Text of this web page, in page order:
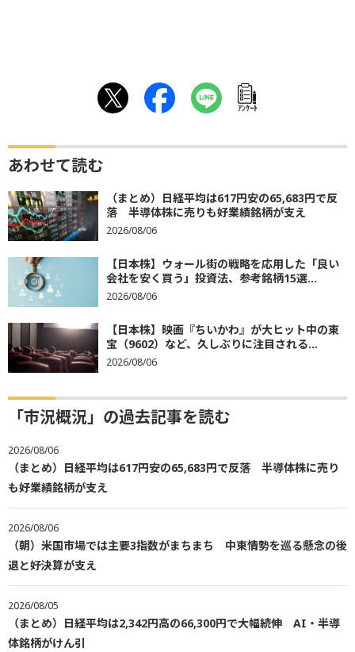
ｱﾝｹｰﾄ
あわせて読む
（まとめ）日経平均は617円安の65,683円で反
落 半導体株に売りも好業績銘柄が支え
2026/08/06
【日本株】ウォール街の戦略を応用した「良い
会社を安く買う」投資法、参考銘柄15選...
2026/08/06
【日本株】映画『ちいかわ』が大ヒット中の東
宝（9602）など、久しぶりに注目される...
2026/08/06
「市況概況」の過去記事を読む
2026/08/06
（まとめ）日経平均は617円安の65,683円で反落 半導体株に売り
も好業績銘柄が支え
2026/08/06
（朝）米国市場では主要3指数がまちまち 中東情勢を巡る懸念の後
退と好決算が支え
2026/08/05
（まとめ）日経平均は2,342円高の66,300円で大幅続伸 AI・半導
体銘柄がけん引